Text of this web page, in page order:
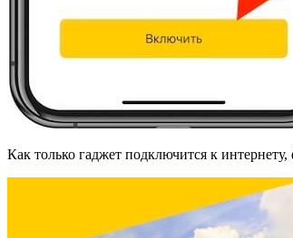
Как только гаджет подключится к